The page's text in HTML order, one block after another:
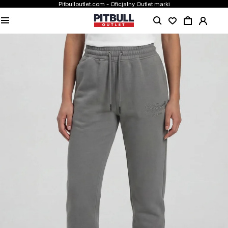
Pitbulloutlet.com - Oficjalny Outlet marki